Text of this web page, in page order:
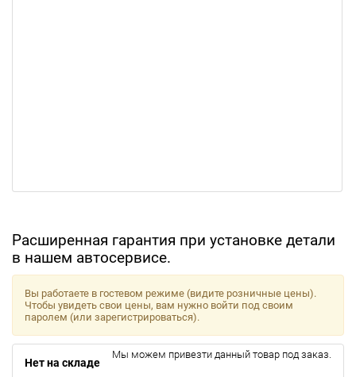
Расширенная гарантия при установке детали
в нашем автосервисе.
Вы работаете в гостевом режиме (видите розничные цены).
Чтобы увидеть свои цены, вам нужно войти под своим
паролем (или зарегистрироваться).
Нет на складе
Мы можем привезти данный товар под заказ.